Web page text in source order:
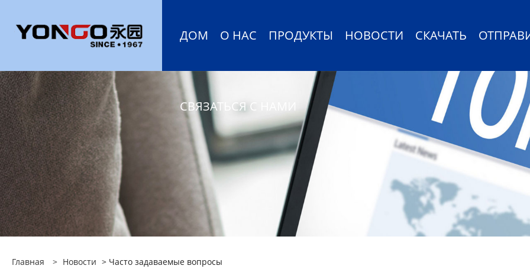
ДОМ О НАС ПРОДУКТЫ НОВОСТИ СКАЧАТЬ
СВЯЗАТЬСЯ С НАМИ
Главная > Новости > Часто задаваемые вопросы